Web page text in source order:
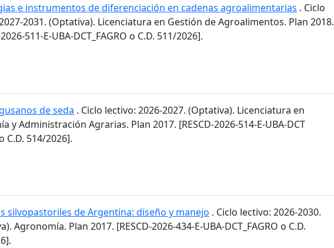
e instrumentos de diferenciación en cadenas agroalimentarias . Ciclo
2031. (Optativa). Licenciatura en Gestión de Agroalimentos. Plan 2018.
511-E-UBA-DCT_FAGRO o C.D. 511/2026].
de seda . Ciclo lectivo: 2026-2027. (Optativa). Licenciatura en
y Administración Agrarias. Plan 2017. [RESCD-2026-514-E-UBA-DCT
C.D. 514/2026].
silvopastoriles de Argentina: diseño y manejo . Ciclo lectivo: 2026-2030.
Agronomía. Plan 2017. [RESCD-2026-434-E-UBA-DCT_FAGRO o C.D.